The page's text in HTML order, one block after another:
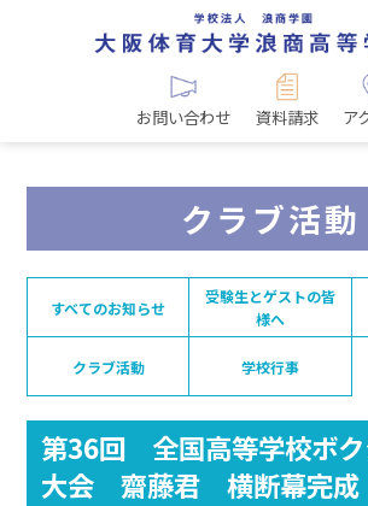
お問い合わせ 資料請求 ア
クラブ活動
すべてのお知らせ
受験生とゲストの皆
様へ
クラブ活動 学校行事
第36回 全国高等学校ボク
大会 齋藤君 横断幕完成